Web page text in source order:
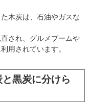
木炭は、石油やガスな
され、グルメブームや
用されています。
黒炭に分けら